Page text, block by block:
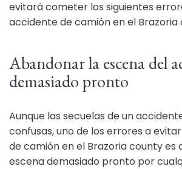
evitará cometer los siguientes
accidente de camión en el Brazoria
Abandonar la escena del
demasiado pronto
Aunque las secuelas de un
confusas, uno de los errores a
de camión en el Brazoria county es
escena demasiado pronto por